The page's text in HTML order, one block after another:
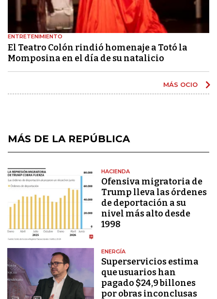
ENTRETENIMIENTO
El Teatro Colón rindió homenaje a Totó la
Momposina en el día de su natalicio
MÁS OCIO
MÁS DE LA REPÚBLICA
HACIENDA
Ofensiva migratoria de
Trump lleva las órdenes
de deportación a su
nivel más alto desde
1998
ENERGÍA
Superservicios estima
que usuarios han
pagado $24,9 billones
por obras inconclusas